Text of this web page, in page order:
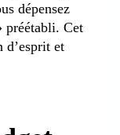
dépensez
préétabli. Cet
d’esprit et